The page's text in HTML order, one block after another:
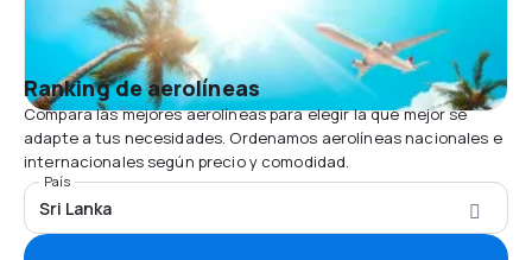
Ranking de aerolíneas
Compara las mejores aerolíneas para elegir la que mejor se
adapte a tus necesidades. Ordenamos aerolíneas nacionales e
internacionales según precio y comodidad.
País
Sri Lanka